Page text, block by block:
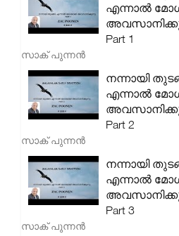
എന്നാൽ
Part 1
സാക് പുന്നൻ
നന്നായി
എന്നാൽ
Part 2
സാക് പുന്നൻ
നന്നായി
എന്നാൽ
Part 3
സാക് പുന്നൻ